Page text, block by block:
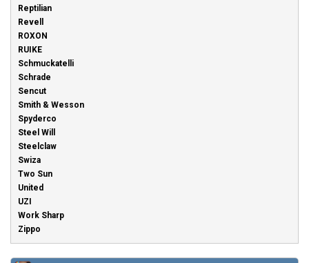
Reptilian
Revell
ROXON
RUIKE
Schmuckatelli
Schrade
Sencut
Smith & Wesson
Spyderco
Steel Will
Steelclaw
Swiza
Two Sun
United
UZI
Work Sharp
Zippo